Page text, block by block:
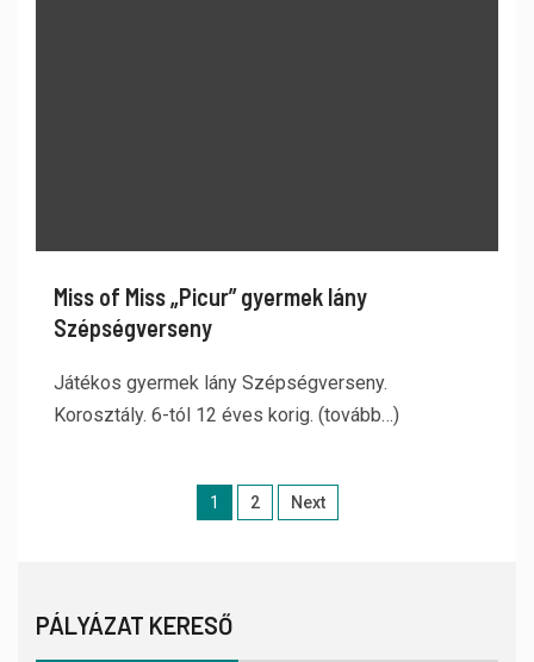
Miss of Miss „Picur” gyermek lány
Szépségverseny
Játékos gyermek lány Szépségverseny.
Korosztály. 6-tól 12 éves korig. (tovább…)
1 2 Next
PÁLYÁZAT KERESŐ